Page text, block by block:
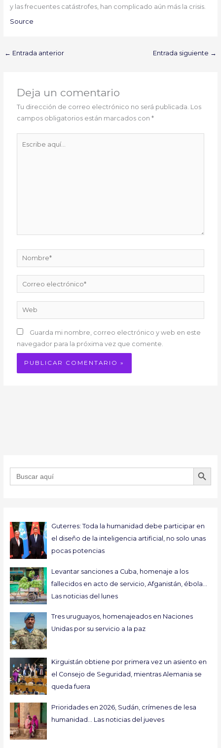
y las frecuentes catástrofes, han complicado aún más la crisis.
Source
← Entrada anterior Entrada siguiente →
Deja un comentario
Tu dirección de correo electrónico no será publicada. Los
campos obligatorios están marcados con*
Nombre*
Correo
electrónico*
Web
Guarda mi nombre, correo electrónico y web en este
navegador para la próxima vez que comente.
Buscar: BOTÓN DE
Guterres: Toda la humanidad debe participar en
el diseño de la inteligencia artificial, no solo unas
pocas potencias
Levantar sanciones a Cuba, homenaje a los
fallecidos en acto de servicio, Afganistán, ébola…
Las noticias del lunes
Tres uruguayos, homenajeados en Naciones
Unidas por su servicio a la paz
Kirguistán obtiene por primera vez un asiento en
el Consejo de Seguridad, mientras Alemania se
queda fuera
Prioridades en 2026, Sudán, crímenes de lesa
humanidad… Las noticias del jueves